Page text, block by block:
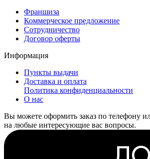
Франшиза
Коммерческое предложение
Сотрудничество
Договор оферты
Информация
Пункты выдачи
Доставка и оплата
Политика конфиденциальности
О нас
Вы можете оформить заказ по телефону
на любые интересующие вас вопросы.